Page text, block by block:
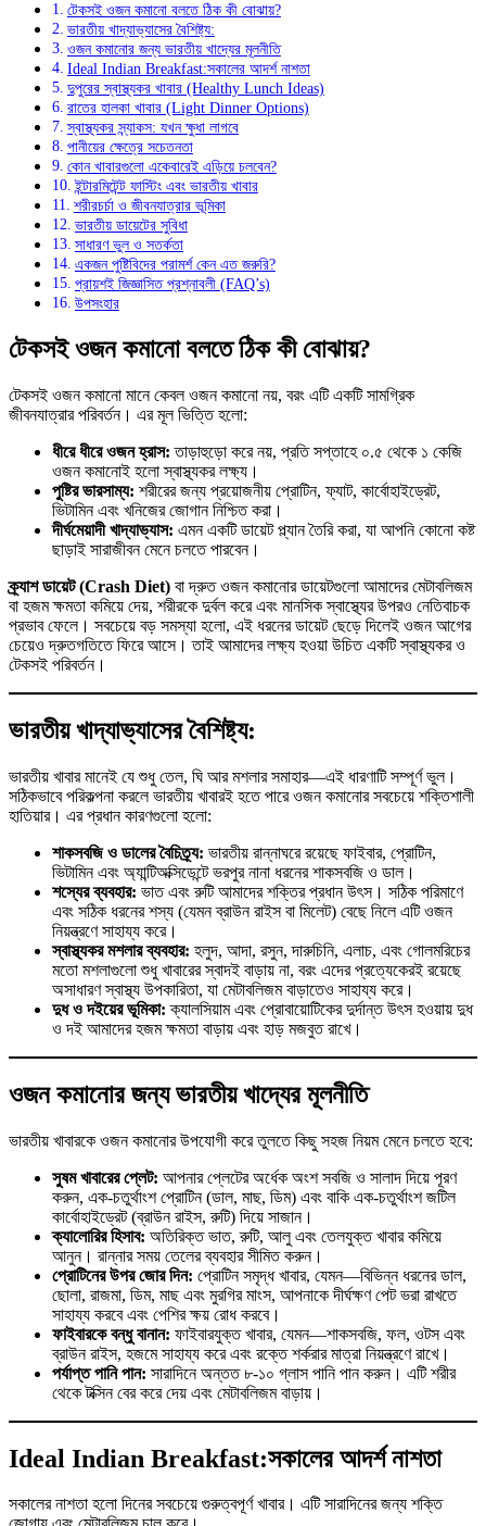
টেকসই ওজন কমানো বলতে ঠিক কী বোঝায়?
ভারতীয় খাদ্যাভ্যাসের বৈশিষ্ট্য:
ওজন কমানোর জন্য ভারতীয় খাদ্যের মূলনীতি
Ideal Indian Breakfast:সকালের আদর্শ নাশতা
দুপুরের স্বাস্থ্যকর খাবার (Healthy Lunch Ideas)
রাতের হালকা খাবার (Light Dinner Options)
স্বাস্থ্যকর স্ন্যাকস: যখন ক্ষুধা লাগবে
পানীয়ের ক্ষেত্রে সচেতনতা
কোন খাবারগুলো একেবারেই এড়িয়ে চলবেন?
ইন্টারমিটেন্ট ফাস্টিং এবং ভারতীয় খাবার
শরীরচর্চা ও জীবনযাত্রার ভূমিকা
ভারতীয় ডায়েটের সুবিধা
সাধারণ ভুল ও সতর্কতা
একজন পুষ্টিবিদের পরামর্শ কেন এত জরুরি?
প্রায়শই জিজ্ঞাসিত প্রশ্নাবলী (FAQ’s)
উপসংহার
টেকসই ওজন কমানো বলতে ঠিক কী বোঝায়?
টেকসই ওজন কমানো মানে কেবল ওজন কমানো নয়, বরং এটি একটি সামগ্রিক
জীবনযাত্রার পরিবর্তন। এর মূল ভিত্তি হলো:
ধীরে ধীরে ওজন হ্রাস: তাড়াহুড়ো করে নয়, প্রতি সপ্তাহে ০.৫ থেকে ১ কেজি
ওজন কমানোই হলো স্বাস্থ্যকর লক্ষ্য।
পুষ্টির ভারসাম্য: শরীরের জন্য প্রয়োজনীয় প্রোটিন, ফ্যাট, কার্বোহাইড্রেট,
ভিটামিন এবং খনিজের জোগান নিশ্চিত করা।
দীর্ঘমেয়াদী খাদ্যাভ্যাস: এমন একটি ডায়েট প্ল্যান তৈরি করা, যা আপনি কোনো কষ্ট
ছাড়াই সারাজীবন মেনে চলতে পারবেন।
ক্র্যাশ ডায়েট (Crash Diet) বা দ্রুত ওজন কমানোর ডায়েটগুলো আমাদের মেটাবলিজম
বা হজম ক্ষমতা কমিয়ে দেয়, শরীরকে দুর্বল করে এবং মানসিক স্বাস্থ্যের উপরও নেতিবাচক
প্রভাব ফেলে। সবচেয়ে বড় সমস্যা হলো, এই ধরনের ডায়েট ছেড়ে দিলেই ওজন আগের
চেয়েও দ্রুতগতিতে ফিরে আসে। তাই আমাদের লক্ষ্য হওয়া উচিত একটি স্বাস্থ্যকর ও
টেকসই পরিবর্তন।
ভারতীয় খাদ্যাভ্যাসের বৈশিষ্ট্য:
ভারতীয় খাবার মানেই যে শুধু তেল, ঘি আর মশলার সমাহার—এই ধারণাটি সম্পূর্ণ ভুল।
সঠিকভাবে পরিকল্পনা করলে ভারতীয় খাবারই হতে পারে ওজন কমানোর সবচেয়ে শক্তিশালী
হাতিয়ার। এর প্রধান কারণগুলো হলো:
শাকসবজি ও ডালের বৈচিত্র্য: ভারতীয় রান্নাঘরে রয়েছে ফাইবার, প্রোটিন,
ভিটামিন এবং অ্যান্টিঅক্সিডেন্টে ভরপুর নানা ধরনের শাকসবজি ও ডাল।
শস্যের ব্যবহার: ভাত এবং রুটি আমাদের শক্তির প্রধান উৎস। সঠিক পরিমাণে
এবং সঠিক ধরনের শস্য (যেমন ব্রাউন রাইস বা মিলেট) বেছে নিলে এটি ওজন
নিয়ন্ত্রণে সাহায্য করে।
স্বাস্থ্যকর মশলার ব্যবহার: হলুদ, আদা, রসুন, দারুচিনি, এলাচ, এবং গোলমরিচের
মতো মশলাগুলো শুধু খাবারের স্বাদই বাড়ায় না, বরং এদের প্রত্যেকেরই রয়েছে
অসাধারণ স্বাস্থ্য উপকারিতা, যা মেটাবলিজম বাড়াতেও সাহায্য করে।
দুধ ও দইয়ের ভূমিকা: ক্যালসিয়াম এবং প্রোবায়োটিকের দুর্দান্ত উৎস হওয়ায় দুধ
ও দই আমাদের হজম ক্ষমতা বাড়ায় এবং হাড় মজবুত রাখে।
ওজন কমানোর জন্য ভারতীয় খাদ্যের মূলনীতি
ভারতীয় খাবারকে ওজন কমানোর উপযোগী করে তুলতে কিছু সহজ নিয়ম মেনে চলতে হবে:
সুষম খাবারের প্লেট: আপনার প্লেটের অর্ধেক অংশ সবজি ও সালাদ দিয়ে পূরণ
করুন, এক-চতুর্থাংশ প্রোটিন (ডাল, মাছ, ডিম) এবং বাকি এক-চতুর্থাংশ জটিল
কার্বোহাইড্রেট (ব্রাউন রাইস, রুটি) দিয়ে সাজান।
ক্যালোরির হিসাব: অতিরিক্ত ভাত, রুটি, আলু এবং তেলযুক্ত খাবার কমিয়ে
আনুন। রান্নার সময় তেলের ব্যবহার সীমিত করুন।
প্রোটিনের উপর জোর দিন: প্রোটিন সমৃদ্ধ খাবার, যেমন—বিভিন্ন ধরনের ডাল,
ছোলা, রাজমা, ডিম, মাছ এবং মুরগির মাংস, আপনাকে দীর্ঘক্ষণ পেট ভরা রাখতে
সাহায্য করবে এবং পেশির ক্ষয় রোধ করবে।
ফাইবারকে বন্ধু বানান: ফাইবারযুক্ত খাবার, যেমন—শাকসবজি, ফল, ওটস এবং
ব্রাউন রাইস, হজমে সাহায্য করে এবং রক্তে শর্করার মাত্রা নিয়ন্ত্রণে রাখে।
পর্যাপ্ত পানি পান: সারাদিনে অন্তত ৮-১০ গ্লাস পানি পান করুন। এটি শরীর
থেকে টক্সিন বের করে দেয় এবং মেটাবলিজম বাড়ায়।
Ideal Indian Breakfast:সকালের আদর্শ নাশতা
সকালের নাশতা হলো দিনের সবচেয়ে গুরুত্বপূর্ণ খাবার। এটি সারাদিনের জন্য শক্তি